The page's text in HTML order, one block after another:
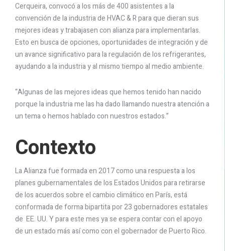
Cerqueira, convocó a los más de 400 asistentes a la
convención de la industria de HVAC & R para que dieran sus
mejores ideas y trabajasen con alianza para implementarlas.
Esto en busca de opciones, oportunidades de integración y de
un avance significativo para la regulación de los refrigerantes,
ayudando a la industria y al mismo tiempo al medio ambiente.
“Algunas de las mejores ideas que hemos tenido han nacido
porque la industria me las ha dado llamando nuestra atención a
un tema o hemos hablado con nuestros estados.”
Contexto
La Alianza fue formada en 2017 como una respuesta a los
planes gubernamentales de los Estados Unidos para retirarse
de los acuerdos sobre el cambio climático en París, está
conformada de forma bipartita por 23 gobernadores estatales
de EE. UU. Y para este mes ya se espera contar con el apoyo
de un estado más así como con el gobernador de Puerto Rico.